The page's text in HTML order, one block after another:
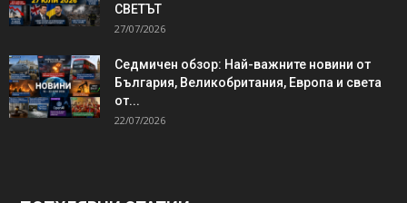
СВЕТЪТ
27/07/2026
Седмичен обзор: Най-важните новини от
България, Великобритания, Европа и света
от...
22/07/2026